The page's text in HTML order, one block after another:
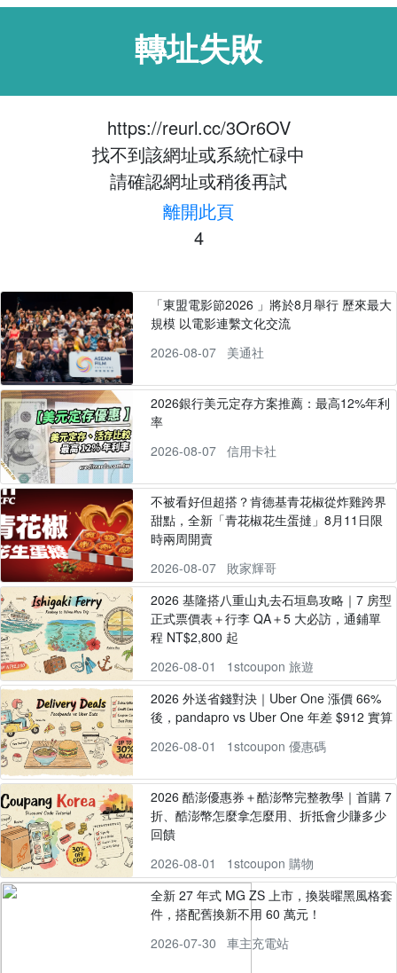
轉址失敗
https://reurl.cc/3Or6OV
找不到該網址或系統忙碌中
請確認網址或稍後再試
離開此頁
4
「東盟電影節2026 」將於8月舉行 歷來最大
規模 以電影連繫文化交流
2026-08-07
美通社
2026銀行美元定存方案推薦：最高12%年利
率
2026-08-07
信用卡社
不被看好但超搭？肯德基青花椒從炸雞跨界
甜點，全新「青花椒花生蛋撻」8月11日限
時兩周開賣
2026-08-07
敗家輝哥
2026 基隆搭八重山丸去石垣島攻略｜7 房型
正式票價表＋行李 QA＋5 大必訪，通鋪單
程 NT$2,800 起
2026-08-01
1stcoupon 旅遊
2026 外送省錢對決｜Uber One 漲價 66%
後，pandapro vs Uber One 年差 $912 實算
2026-08-01
1stcoupon 優惠碼
2026 酷澎優惠券＋酷澎幣完整教學｜首購 7
折、酷澎幣怎麼拿怎麼用、折抵會少賺多少
回饋
2026-08-01
1stcoupon 購物
全新 27 年式 MG ZS 上市，換裝曜黑風格套
件，搭配舊換新不用 60 萬元！
2026-07-30
車主充電站